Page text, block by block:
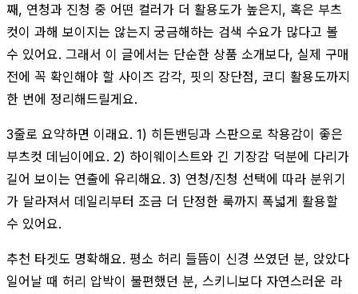
째, 연청과 진청 중 어떤 컬러가 더 활용도가 높은지, 혹은 부츠
컷이 과해 보이지는 않는지 궁금해하는 검색 수요가 많다고 볼
수 있어요. 그래서 이 글에서는 단순한 상품 소개보다, 실제 구매
전에 꼭 확인해야 할 사이즈 감각, 핏의 장단점, 코디 활용도까지
한 번에 정리해드릴게요.
3줄로 요약하면 이래요. 1) 히든밴딩과 스판으로 착용감이 좋은
부츠컷 데님이에요. 2) 하이웨이스트와 긴 기장감 덕분에 다리가
길어 보이는 연출에 유리해요. 3) 연청/진청 선택에 따라 분위기
가 달라져서 데일리부터 조금 더 단정한 룩까지 폭넓게 활용할
수 있어요.
추천 타겟도 명확해요. 평소 허리 들뜸이 신경 쓰였던 분, 앉았다
일어날 때 허리 압박이 불편했던 분, 스키니보다 자연스러운 라